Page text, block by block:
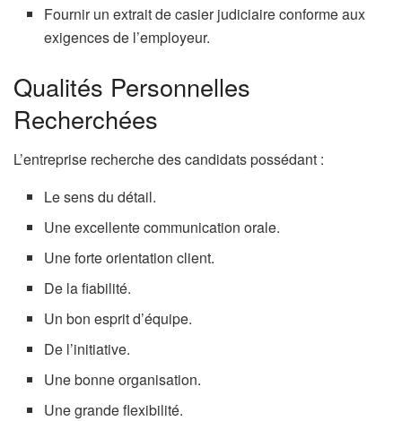
Fournir un extrait de casier judiciaire conforme aux
exigences de l’employeur.
Qualités Personnelles
Recherchées
L’entreprise recherche des candidats possédant :
Le sens du détail.
Une excellente communication orale.
Une forte orientation client.
De la fiabilité.
Un bon esprit d’équipe.
De l’initiative.
Une bonne organisation.
Une grande flexibilité.